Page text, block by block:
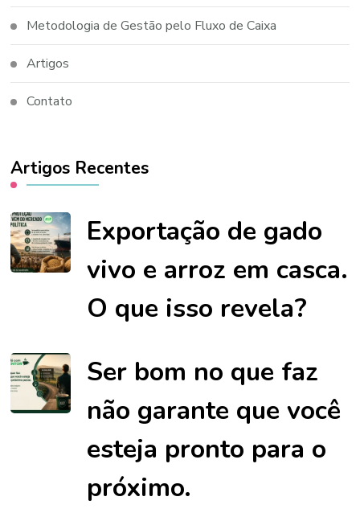
Metodologia de Gestão pelo Fluxo de Caixa
Artigos
Contato
Artigos Recentes
Exportação de gado
vivo e arroz em casca.
O que isso revela?
Ser bom no que faz
não garante que você
esteja pronto para o
próximo.